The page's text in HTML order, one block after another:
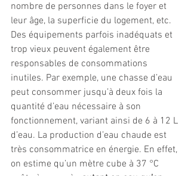
nombre de personnes dans le foyer et
leur âge, la superficie du logement, etc.
Des équipements parfois inadéquats et
trop vieux peuvent également être
responsables de consommations
inutiles. Par exemple, une chasse d’eau
peut consommer jusqu’à deux fois la
quantité d’eau nécessaire à son
fonctionnement, variant ainsi de 6 à 12 L
d’eau. La production d’eau chaude est
très consommatrice en énergie. En effet,
on estime qu’un mètre cube à 37 °C